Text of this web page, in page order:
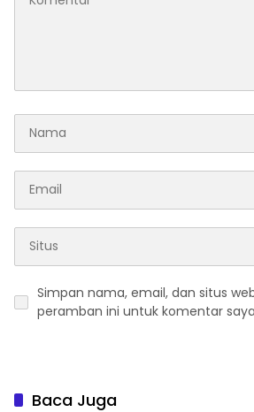
Simpan nama, email, dan situs
peramban ini untuk komentar
Baca Juga